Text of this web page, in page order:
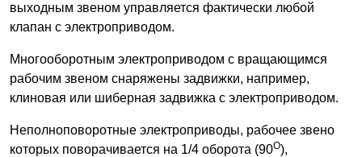
выходным звеном управляется фактически любой
клапан с электроприводом.
Многооборотным электроприводом с вращающимся
рабочим звеном снаряжены задвижки, например,
клиновая или шиберная задвижка с электроприводом.
Неполноповоротные электроприводы, рабочее звено
которых поворачивается на 1/4 оборота (90O),